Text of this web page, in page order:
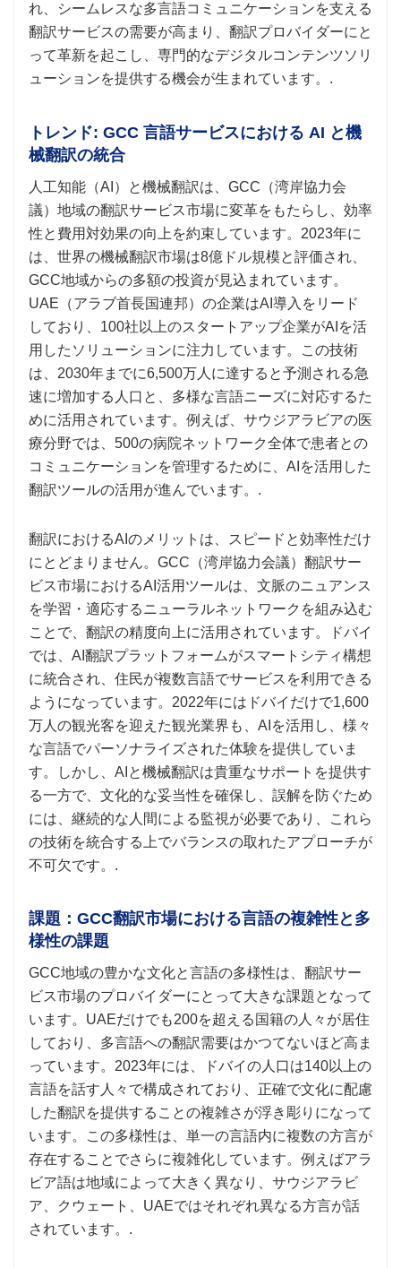
れ、シームレスな多言語コミュニケーションを支える
翻訳サービスの需要が高まり、翻訳プロバイダーにと
って革新を起こし、専門的なデジタルコンテンツソリ
ューションを提供する機会が生まれています。.
トレンド: GCC 言語サービスにおける AI と機
械翻訳の統合
人工知能（AI）と機械翻訳は、GCC（湾岸協力会
議）地域の翻訳サービス市場に変革をもたらし、効率
性と費用対効果の向上を約束しています。2023年に
は、世界の機械翻訳市場は8億ドル規模と評価され、
GCC地域からの多額の投資が見込まれています。
UAE（アラブ首長国連邦）の企業はAI導入をリード
しており、100社以上のスタートアップ企業がAIを活
用したソリューションに注力しています。この技術
は、2030年までに6,500万人に達すると予測される急
速に増加する人口と、多様な言語ニーズに対応するた
めに活用されています。例えば、サウジアラビアの医
療分野では、500の病院ネットワーク全体で患者との
コミュニケーションを管理するために、AIを活用した
翻訳ツールの活用が進んでいます。.
翻訳におけるAIのメリットは、スピードと効率性だけ
にとどまりません。GCC（湾岸協力会議）翻訳サー
ビス市場におけるAI活用ツールは、文脈のニュアンス
を学習・適応するニューラルネットワークを組み込む
ことで、翻訳の精度向上に活用されています。ドバイ
では、AI翻訳プラットフォームがスマートシティ構想
に統合され、住民が複数言語でサービスを利用できる
ようになっています。2022年にはドバイだけで1,600
万人の観光客を迎えた観光業界も、AIを活用し、様々
な言語でパーソナライズされた体験を提供していま
す。しかし、AIと機械翻訳は貴重なサポートを提供す
る一方で、文化的な妥当性を確保し、誤解を防ぐため
には、継続的な人間による監視が必要であり、これら
の技術を統合する上でバランスの取れたアプローチが
不可欠です。.
課題：GCC翻訳市場における言語の複雑性と多
様性の課題
GCC地域の豊かな文化と言語の多様性は、翻訳サー
ビス市場のプロバイダーにとって大きな課題となって
います。UAEだけでも200を超える国籍の人々が居住
しており、多言語への翻訳需要はかつてないほど高ま
っています。2023年には、ドバイの人口は140以上の
言語を話す人々で構成されており、正確で文化に配慮
した翻訳を提供することの複雑さが浮き彫りになって
います。この多様性は、単一の言語内に複数の方言が
存在することでさらに複雑化しています。例えばアラ
ビア語は地域によって大きく異なり、サウジアラビ
ア、クウェート、UAEではそれぞれ異なる方言が話
されています。.